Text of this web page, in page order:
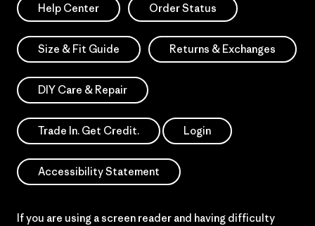
Help Center Order Status
Size & Fit Guide Returns & Exchanges
DIY Care & Repair
Trade In. Get Credit. Login
Accessibility Statement
If you are using a screen reader and having difficulty